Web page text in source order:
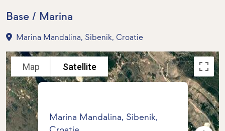
Base / Marina
Marina Mandalina, Sibenik, Croatie
Marina Mandalina, Sibenik,
Map Satellite